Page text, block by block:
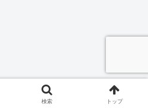
検索 トップ